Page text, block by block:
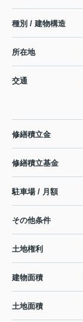
種別 / 建物構造
所在地
交通
修繕積立金
修繕積立基金
駐車場 / 月額
その他条件
土地権利
建物面積
土地面積